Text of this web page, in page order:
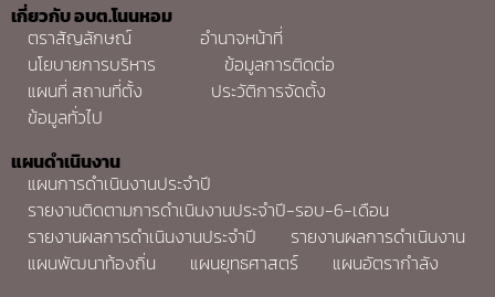
เกี่ยวกับ อบต.โนนหอม
ตราสัญลักษณ์
อำนาจหน้าที่
นโยบายการบริหาร
ข้อมูลการติดต่อ
แผนที่ สถานที่ตั้ง
ประวัติการจัดตั้ง
ข้อมูลทั่วไป
แผนดำเนินงาน
แผนการดำเนินงานประจำปี
รายงานติดตามการดำเนินงานประจำปี-รอบ-6-เดือน
รายงานผลการดำเนินงานประจำปี
รายงานผลการดำเนินงาน
แผนพัฒนาท้องถิ่น
แผนยุทธศาสตร์
แผนอัตรากำลัง